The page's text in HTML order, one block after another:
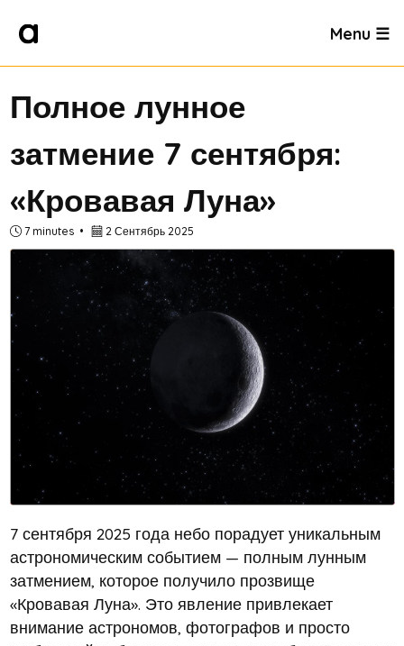
Menu ☰
Полное лунное
затмение 7 сентября:
«Кровавая Луна»
7 minutes 2 Сентябрь 2025
7 сентября 2025 года небо порадует уникальным
астрономическим событием — полным лунным
затмением, которое получило прозвище
«Кровавая Луна». Это явление привлекает
внимание астрономов, фотографов и просто